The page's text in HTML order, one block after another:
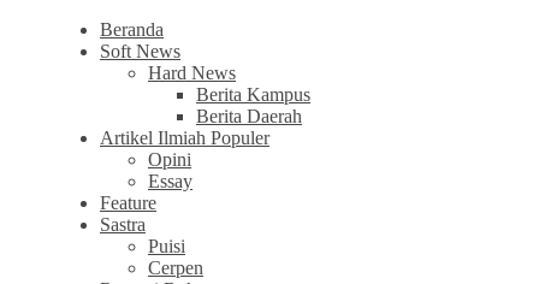
Beranda
Soft News
Hard News
Berita Kampus
Berita Daerah
Artikel Ilmiah Populer
Opini
Essay
Feature
Sastra
Puisi
Cerpen